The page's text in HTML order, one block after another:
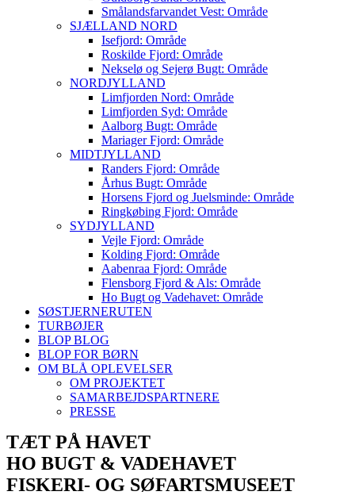
Smålandsfarvandet Vest: Område
SJÆLLAND NORD
Isefjord: Område
Roskilde Fjord: Område
Nekselø og Sejerø Bugt: Område
NORDJYLLAND
Limfjorden Nord: Område
Limfjorden Syd: Område
Aalborg Bugt: Område
Mariager Fjord: Område
MIDTJYLLAND
Randers Fjord: Område
Århus Bugt: Område
Horsens Fjord og Juelsminde: Område
Ringkøbing Fjord: Område
SYDJYLLAND
Vejle Fjord: Område
Kolding Fjord: Område
Aabenraa Fjord: Område
Flensborg Fjord & Als: Område
Ho Bugt og Vadehavet: Område
SØSTJERNERUTEN
TURBØJER
BLOP BLOG
BLOP FOR BØRN
OM BLÅ OPLEVELSER
OM PROJEKTET
SAMARBEJDSPARTNERE
PRESSE
TÆT PÅ HAVET
HO BUGT & VADEHAVET
FISKERI- OG SØFARTSMUSEET